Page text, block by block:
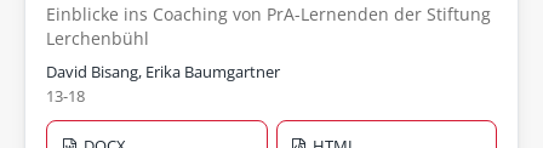
Einblicke ins Coaching von PrA-Lernenden der Stiftung
Lerchenbühl
David Bisang, Erika Baumgartner
13-18